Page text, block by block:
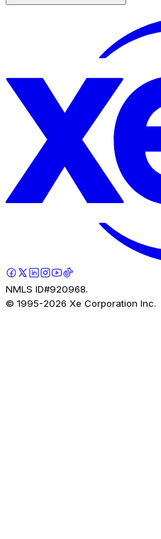
NMLS ID#920968.
© 1995-2026 Xe Corporation Inc.